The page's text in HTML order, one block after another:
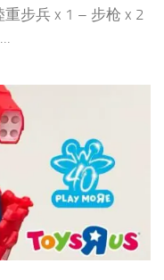
步兵 x 1 – 步枪 x 2